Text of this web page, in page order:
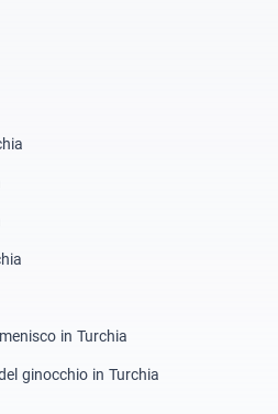
in Turchia
ginocchio in Turchia